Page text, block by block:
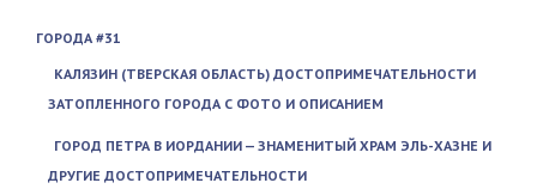
ГОРОДА #31
КАЛЯЗИН (ТВЕРСКАЯ ОБЛАСТЬ) ДОСТОПРИМЕЧАТЕЛЬНОСТИ
ЗАТОПЛЕННОГО ГОРОДА С ФОТО И ОПИСАНИЕМ
ГОРОД ПЕТРА В ИОРДАНИИ — ЗНАМЕНИТЫЙ ХРАМ ЭЛЬ-ХАЗНЕ И
ДРУГИЕ ДОСТОПРИМЕЧАТЕЛЬНОСТИ